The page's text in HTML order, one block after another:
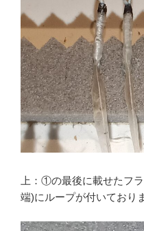
上：①の最後に載せたフ
端)にループが付いており